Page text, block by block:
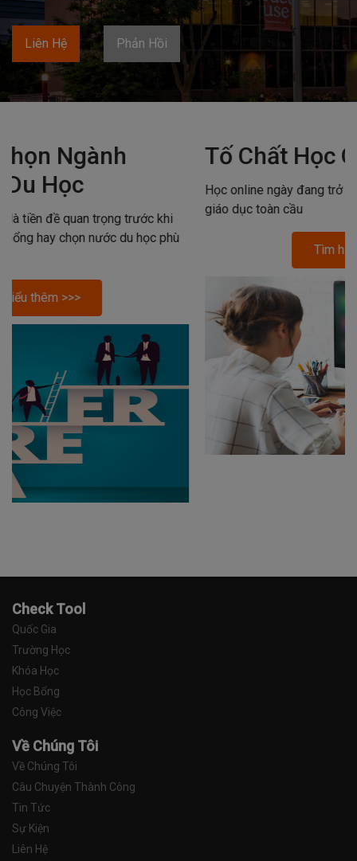
Liên Hệ Phản Hồi
Tố Chất Học Online Hiệu Quả
Học online ngày đang trở thành xu hướng chung của nền
giáo dục toàn cầu
Tìm hiểu thêm >>>
Check Tool
Quốc Gia
Trường Học
Khóa Học
Học Bổng
Công Việc
Về Chúng Tôi
Về Chúng Tôi
Câu Chuyện Thành Công
Tin Tức
Sự Kiện
Liên Hệ